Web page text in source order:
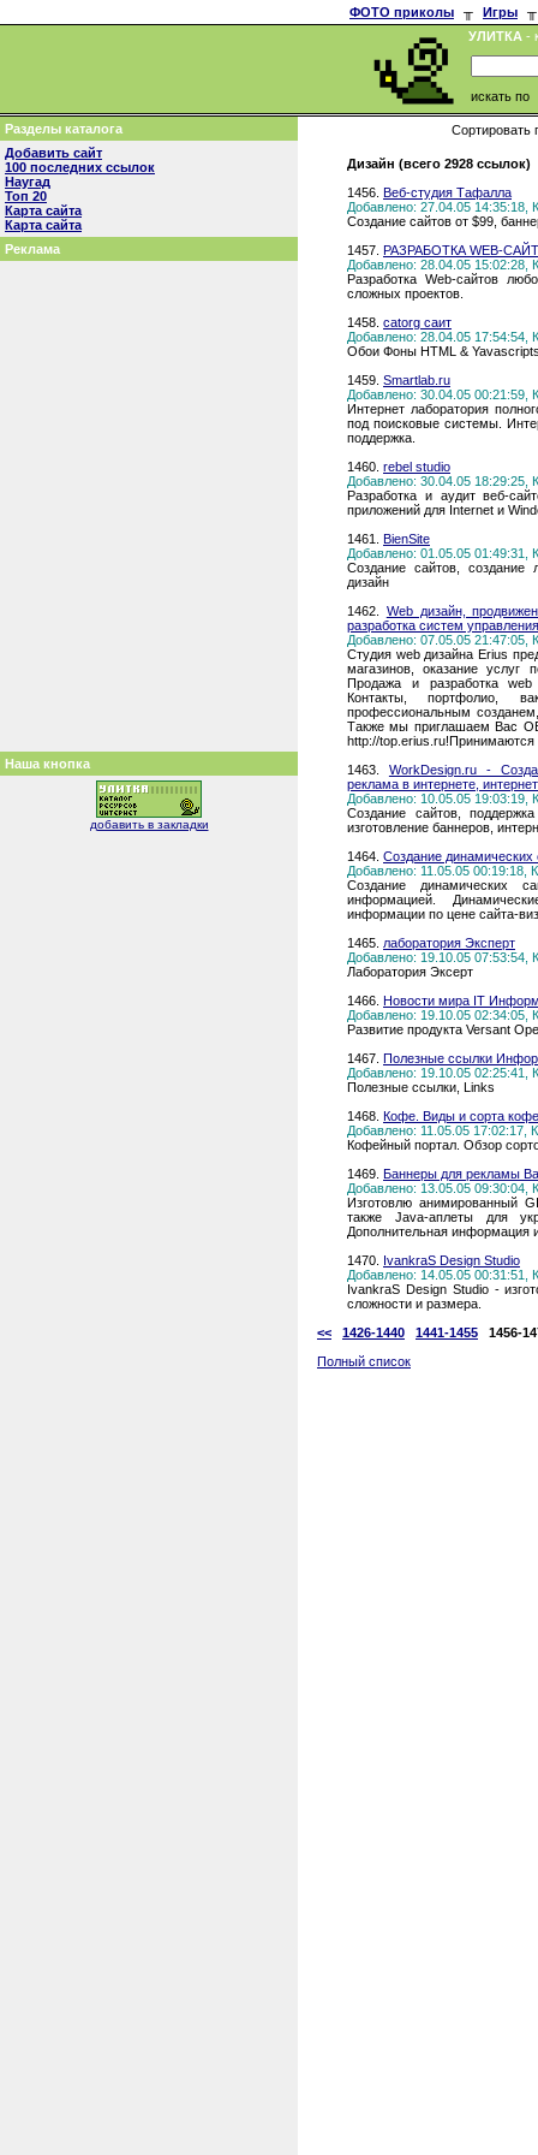
ФОТО приколы ╥ Игры
╥
УЛИТКА -
искать по
Разделы каталога
Добавить сайт
100 последних ссылок
Наугад
Топ 20
Карта сайта
Карта сайта
Реклама
Наша кнопка
добавить в закладки
Сортировать
Дизайн (всего 2928 ссылок)
1456. Веб-студия Тафалла
Добавлено: 27.04.05 14:35:18,
Создание сайтов от $99,
1457. РАЗРАБОТКА WEB-
Добавлено: 28.04.05 15:02:28,
Разработка Web-сайтов
сложных проектов.
1458. catorg саит
Добавлено: 28.04.05 17:54:54,
Обои Фоны HTML &
1459. Smartlab.ru
Добавлено: 30.04.05 00:21:59,
Интернет лаборатория
под поисковые системы.
поддержка.
1460. rebel studio
Добавлено: 30.04.05 18:29:25,
Разработка и аудит веб-
приложений для Internet и
1461. BienSite
Добавлено: 01.05.05 01:49:31,
Создание сайтов, создание
дизайн
1462. Web дизайн,
разработка систем
Добавлено: 07.05.05 21:47:05,
Студия web дизайна Erius
магазинов, оказание услуг
Продажа и разработка
Контакты, портфолио,
профессиональным
Также мы приглашаем Вас
http://
1463. WorkDesign.ru -
реклама в интернете,
Добавлено: 10.05.05 19:03:19,
Создание сайтов,
изготовление баннеров,
1464. Создание динамических
Добавлено: 11.05.05 00:19:18,
Создание динамических
информацией.
информации по цене сайта-
1465. лаборатория Эксперт
Добавлено: 19.10.05 07:53:54,
Лаборатория Эксерт
1466. Новости мира IT
Добавлено: 19.10.05 02:34:05,
Развитие продукта Versant
1467. Полезные ссылки
Добавлено: 19.10.05 02:25:41,
Полезные ссылки, Links
1468. Кофе. Виды и сорта кофе
Добавлено: 11.05.05 17:02:17,
Кофейный портал. Обзор
1469. Баннеры для рекламы
Добавлено: 13.05.05 09:30:04,
Изготовлю анимированный
также Java-аплеты для
Дополнительная информация
1470. IvankraS Design Studio
Добавлено: 14.05.05 00:31:51,
IvankraS Design Studio -
сложности и размера.
<<
1426-1440 1441-1455
1456-
Полный список